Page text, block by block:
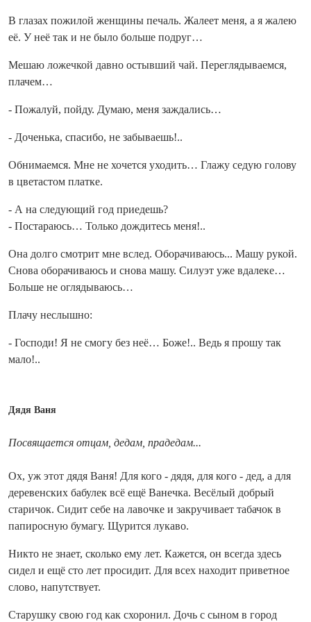
В глазах пожилой женщины печаль. Жалеет меня, а я жалею
её. У неё так и не было больше подруг…
Мешаю ложечкой давно остывший чай. Переглядываемся,
плачем…
- Пожалуй, пойду. Думаю, меня заждались…
- Доченька, спасибо, не забываешь!..
Обнимаемся. Мне не хочется уходить… Глажу седую голову
в цветастом платке.
- А на следующий год приедешь?
- Постараюсь… Только дождитесь меня!..
Она долго смотрит мне вслед. Оборачиваюсь... Машу рукой.
Снова оборачиваюсь и снова машу. Силуэт уже вдалеке…
Больше не оглядываюсь…
Плачу неслышно:
- Господи! Я не смогу без неё… Боже!.. Ведь я прошу так
мало!..
Дядя Ваня
Посвящается отцам, дедам, прадедам...
Ох, уж этот дядя Ваня! Для кого - дядя, для кого - дед, а для
деревенских бабулек всё ещё Ванечка. Весёлый добрый
старичок. Сидит себе на лавочке и закручивает табачок в
папиросную бумагу. Щурится лукаво.
Никто не знает, сколько ему лет. Кажется, он все­гда здесь
сидел и ещё сто лет просидит. Для всех находит приветное
слово, напутствует.
Старушку свою год как схоронил. Дочь с сыном в город